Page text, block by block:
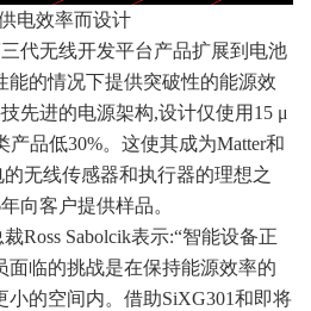
电效率而设计
代无线开发平台产品扩展到电池
能的情况下提供突破性的能源效
先进的电源架构,设计仅使用15 μ
品低30%。这使其成为Matter和
无线传感器和执行器的理想之
向客户提供样品。
Ross Sabolcik表示:“智能设备正
面临的挑战是在保持能源效率的
小的空间内。借助SiXG301和即将